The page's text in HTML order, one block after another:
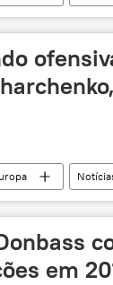
Ucrânia
em